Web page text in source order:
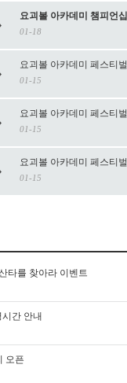
요괴볼 아카데미 챔피언십
01-18
요괴볼 아카데미 페스티벌
01-15
요괴볼 아카데미 페스티벌
01-15
요괴볼 아카데미 페스티벌
01-15
타를 찾아라 이벤트
간 안내
오픈